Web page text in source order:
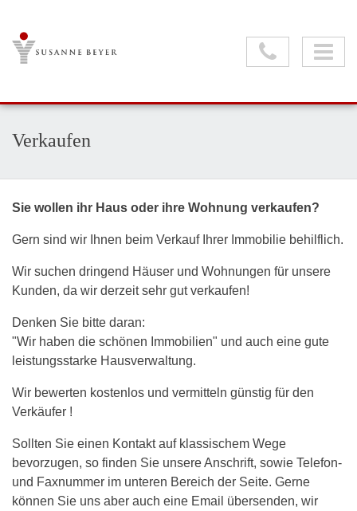
Verkaufen
Sie wollen ihr Haus oder ihre Wohnung verkaufen?
Gern sind wir Ihnen beim Verkauf Ihrer Immobilie behilflich.
Wir suchen dringend Häuser und Wohnungen für unsere
Kunden, da wir derzeit sehr gut verkaufen!
Denken Sie bitte daran:
"Wir haben die schönen Immobilien" und auch eine gute
leistungsstarke Hausverwaltung.
Wir bewerten kostenlos und vermitteln günstig für den
Verkäufer !
Sollten Sie einen Kontakt auf klassischem Wege
bevorzugen, so finden Sie unsere Anschrift, sowie Telefon-
und Faxnummer im unteren Bereich der Seite. Gerne
können Sie uns aber auch eine Email übersenden, wir